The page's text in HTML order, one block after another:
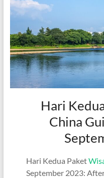
Hari
China
Hari Kedua Paket
September 2023: